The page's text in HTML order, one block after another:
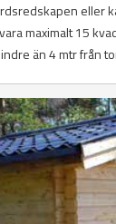
eller
maximalt 15
än 4 mtr från